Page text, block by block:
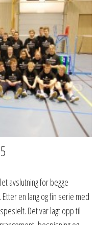
avslutning for begge
en lang og fin serie med
Det var lagt opp til